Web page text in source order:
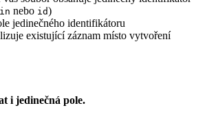
nebo id)
jedinečného identifikátoru
existující záznam místo vytvoření
i jedinečná pole.